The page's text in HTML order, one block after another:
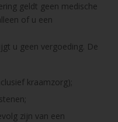
geldt geen medische
of u een
u geen vergoeding. De
kraamzorg);
zijn van een